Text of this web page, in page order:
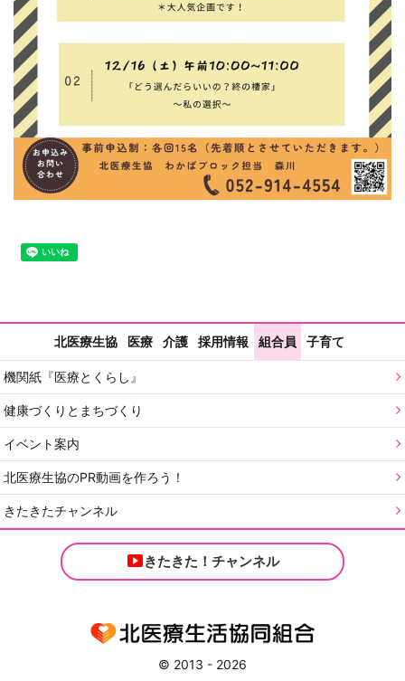
北医療生協 医療 介護 採用情報 組合員 子育て
機関紙『医療とくらし』
健康づくりとまちづくり
イベント案内
北医療生協のPR動画を作ろう！
きたきたチャンネル
きたきた！チャンネル
© 2013 - 2026